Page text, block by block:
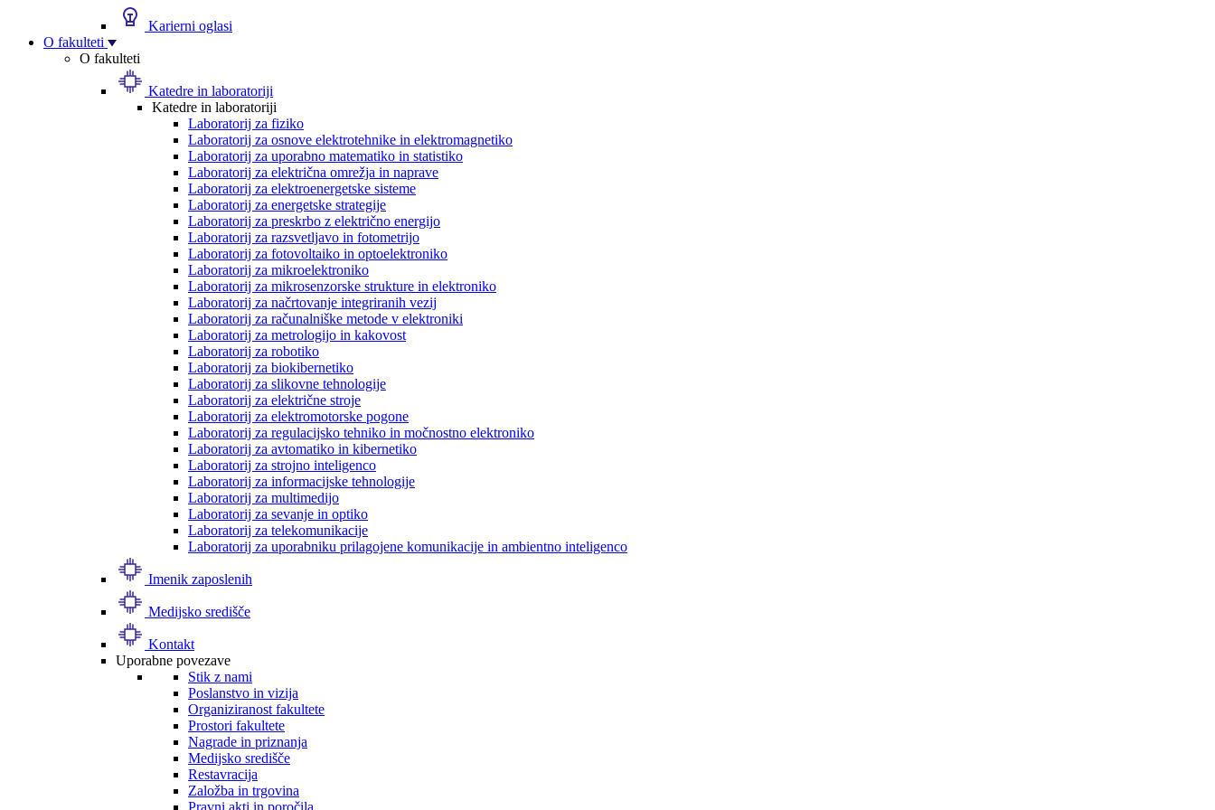
Karierni oglasi
O fakulteti
O fakulteti
Katedre in laboratoriji
Katedre in laboratoriji
Laboratorij za fiziko
Laboratorij za osnove elektrotehnike in elektromagnetiko
Laboratorij za uporabno matematiko in statistiko
Laboratorij za električna omrežja in naprave
Laboratorij za elektroenergetske sisteme
Laboratorij za energetske strategije
Laboratorij za preskrbo z električno energijo
Laboratorij za razsvetljavo in fotometrijo
Laboratorij za fotovoltaiko in optoelektroniko
Laboratorij za mikroelektroniko
Laboratorij za mikrosenzorske strukture in elektroniko
Laboratorij za načrtovanje integriranih vezij
Laboratorij za računalniške metode v elektroniki
Laboratorij za metrologijo in kakovost
Laboratorij za robotiko
Laboratorij za biokibernetiko
Laboratorij za slikovne tehnologije
Laboratorij za električne stroje
Laboratorij za elektromotorske pogone
Laboratorij za regulacijsko tehniko in močnostno elektroniko
Laboratorij za avtomatiko in kibernetiko
Laboratorij za strojno inteligenco
Laboratorij za informacijske tehnologije
Laboratorij za multimedijo
Laboratorij za sevanje in optiko
Laboratorij za telekomunikacije
Laboratorij za uporabniku prilagojene komunikacije in ambientno inteligenco
Imenik zaposlenih
Medijsko središče
Kontakt
Uporabne povezave
Stik z nami
Poslanstvo in vizija
Organiziranost fakultete
Prostori fakultete
Nagrade in priznanja
Medijsko središče
Restavracija
Založba in trgovina
Pravni akti in poročila